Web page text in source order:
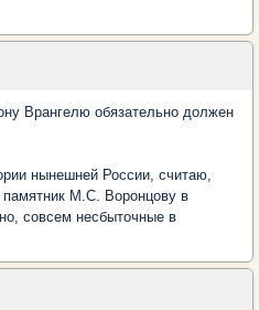
Врангелю обязательно должен
нынешней России, считаю,
М.С. Воронцову в
совсем несбыточные в